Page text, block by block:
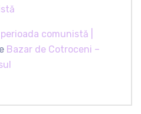
comunistă |
Bazar de Cotroceni –